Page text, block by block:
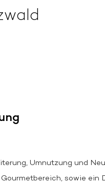
Umnutzung und
sowie ein